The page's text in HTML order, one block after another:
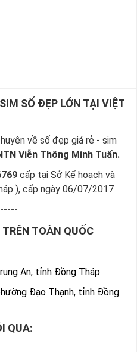
SỐ ĐẸP LỚN TẠI VIỆT
về số đẹp giá rẻ - sim
Viễn Thông Minh Tuấn.
cấp tại Sở Kế hoạch và
), cấp ngày 06/07/2017
TOÀN QUỐC
An, tỉnh Đồng Tháp
Đạo Thạnh, tỉnh Đồng
QUA: